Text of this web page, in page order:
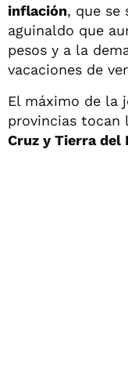
inflación, que se
aguinaldo que
pesos y a la
vacaciones de
El máximo de la
provincias tocan
Cruz y Tierra del